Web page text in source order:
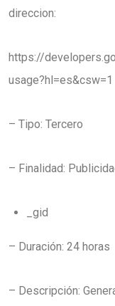
direccion:
https://
usage?hl=es&csw=1
– Tipo: Tercero
– Finalidad:
_gid
– Duración: 24 horas
– Descripción: